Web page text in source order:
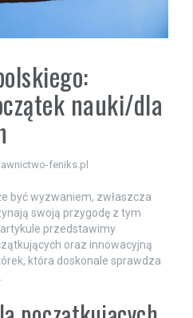
nauki/dla
feniks.pl
być wyzwaniem, zwłaszcza
swoją przygodę z tym
przedstawimy
oraz innowacyjną
która doskonale sprawdza